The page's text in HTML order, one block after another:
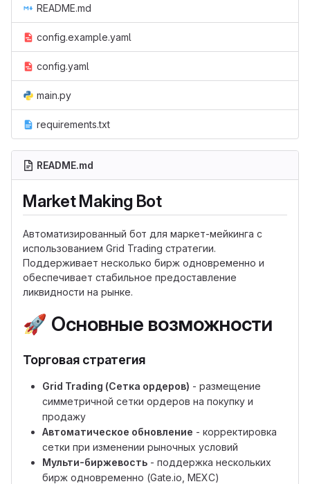
README.md
config.example.yaml
config.yaml
main.py
requirements.txt
README.md
Market Making Bot
Автоматизированный бот для маркет-мейкинга с
использованием Grid Trading стратегии.
Поддерживает несколько бирж одновременно и
обеспечивает стабильное предоставление
ликвидности на рынке.
🚀 Основные возможности
Торговая стратегия
Grid Trading (Сетка ордеров) - размещение
симметричной сетки ордеров на покупку и
продажу
Автоматическое обновление - корректировка
сетки при изменении рыночных условий
Мульти-биржевость - поддержка нескольких
бирж одновременно (Gate.io, MEXC)